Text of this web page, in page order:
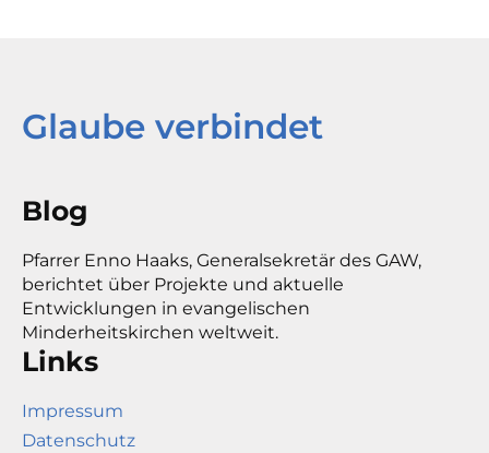
Glaube verbindet
Blog
Pfarrer Enno Haaks, Generalsekretär des GAW,
berichtet über Projekte und aktuelle
Entwicklungen in evangelischen
Minderheitskirchen weltweit.
Links
Impressum
Datenschutz